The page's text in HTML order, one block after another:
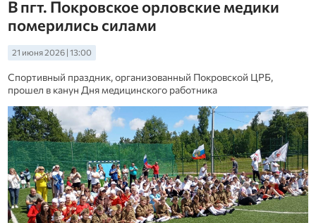
В пгт. Покровское орловские медики
померились силами
21 июня 2026 | 13:00
Спортивный праздник, организованный Покровской ЦРБ,
прошел в канун Дня медицинского работника